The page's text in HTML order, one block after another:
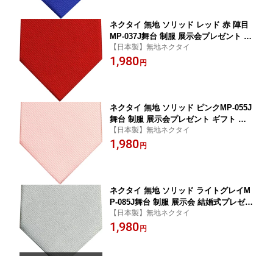
ネクタイ 無地 ソリッド レッド 赤 陣目
MP-037J舞台 制服 展示会プレゼント ギ
フト 贈り物
【日本製】無地ネクタイ
1,980 円
ネクタイ 無地 ソリッド ピンクMP-055J
舞台 制服 展示会プレゼント ギフト 贈
り物
【日本製】無地ネクタイ
1,980 円
ネクタイ 無地 ソリッド ライトグレイM
P-085J舞台 制服 展示会 結婚式プレゼン
ト ギフト 贈り物
【日本製】無地ネクタイ
1,980 円